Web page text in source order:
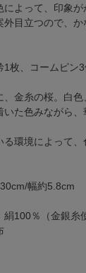
によって、印象
外目立つので、
1枚、コームピン
、金糸の桜。白
た色みながら、
環境によって、
幅約5.8cm
絹100％（金銀